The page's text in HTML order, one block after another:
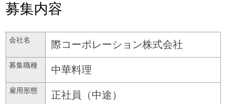
募集内容
会社名 際コーポレーション株式会社
募集職種 中華料理
雇用形態 正社員（中途）